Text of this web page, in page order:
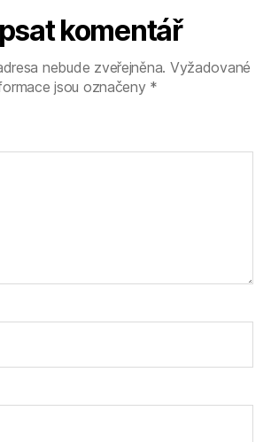
komentář
nebude zveřejněna. Vyžadované
jsou označeny *